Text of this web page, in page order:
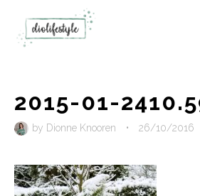
2015-01-
by Dionne Knooren • 26/10/2016